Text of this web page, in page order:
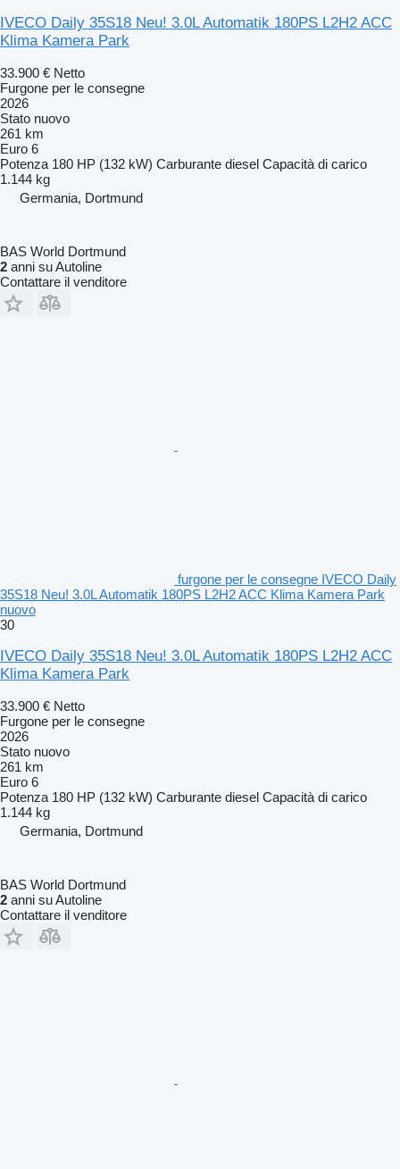
IVECO Daily 35S18 Neu! 3.0L Automatik 180PS L2H2 ACC
Klima Kamera Park
33.900 € Netto
Furgone per le consegne
2026
Stato nuovo
261 km
Euro 6
Potenza 180 HP (132 kW) Carburante diesel Capacità di carico
1.144 kg
Germania, Dortmund
BAS World Dortmund
2 anni su Autoline
Contattare il venditore
furgone per le consegne IVECO Daily
35S18 Neu! 3.0L Automatik 180PS L2H2 ACC Klima Kamera Park
nuovo
30
IVECO Daily 35S18 Neu! 3.0L Automatik 180PS L2H2 ACC
Klima Kamera Park
33.900 € Netto
Furgone per le consegne
2026
Stato nuovo
261 km
Euro 6
Potenza 180 HP (132 kW) Carburante diesel Capacità di carico
1.144 kg
Germania, Dortmund
BAS World Dortmund
2 anni su Autoline
Contattare il venditore